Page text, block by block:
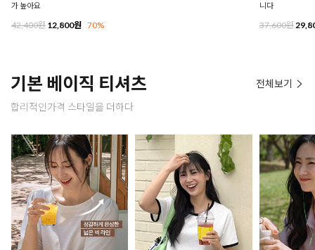
가 높아요
42,400원 12,800원 70%
니다
37,600원
기본 베이직 티셔츠
합리적인가격 스타일을 더하다
전체보기